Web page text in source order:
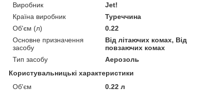
Виробник
Jet!
Країна виробник
Туреччина
Об'єм (л)
0.22
Основне призначення
засобу
Від літаючих комах, Від
повзаючих комах
Тип засобу
Аерозоль
Користувальницькі характеристики
Об'єм
0.22 л